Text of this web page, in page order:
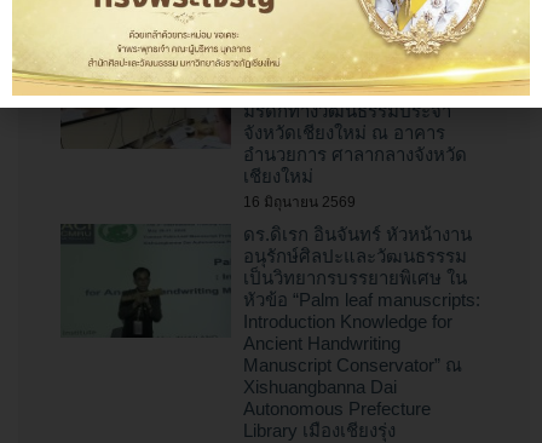
16 มิถุนายน 2569
ผู้อำนวยการสำนักศิลปะและ
วัฒนธรรม เข้าร่วมประชุมคณะ
กรรมการส่งเสริมและรักษา
มรดกทางวัฒนธรรมประจำ
จังหวัดเชียงใหม่ ณ อาคาร
อำนวยการ ศาลากลางจังหวัด
เชียงใหม่
16 มิถุนายน 2569
ดร.ดิเรก อินจันทร์ หัวหน้างาน
อนุรักษ์ศิลปะและวัฒนธรรรม
เป็นวิทยากรบรรยายพิเศษ ใน
หัวข้อ “Palm leaf manuscripts:
Introduction Knowledge for
Ancient Handwriting
Manuscript Conservator” ณ
Xishuangbanna Dai
Autonomous Prefecture
Library เมืองเชียงรุ่ง